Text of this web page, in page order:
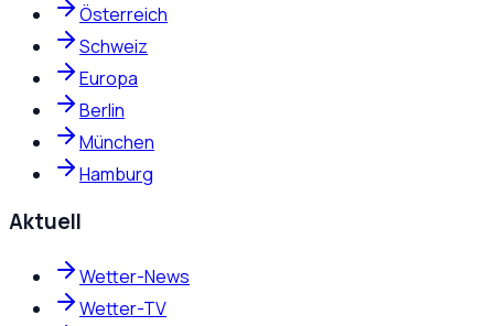
Österreich
Schweiz
Europa
Berlin
München
Hamburg
Aktuell
Wetter-News
Wetter-TV